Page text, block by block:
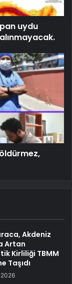
uydu
Akdeniz
Artan
Kirliliği TBMM
Taşıdı